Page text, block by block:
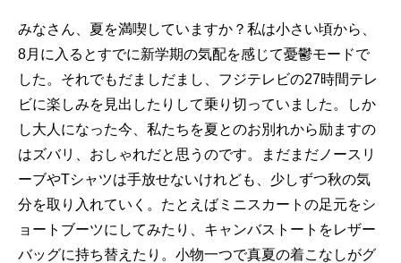
みなさん、夏を満喫していますか？私は小さい頃から、
8月に入るとすでに新学期の気配を感じて憂鬱モードで
した。それでもだましだまし、フジテレビの27時間テレ
ビに楽しみを見出したりして乗り切っていました。しか
し大人になった今、私たちを夏とのお別れから励ますの
はズバリ、おしゃれだと思うのです。まだまだノースリ
ーブやTシャツは手放せないけれども、少しずつ秋の気
分を取り入れていく。たとえばミニスカートの足元をシ
ョートブーツにしてみたり、キャンバストートをレザー
バッグに持ち替えたり。小物一つで真夏の着こなしがグ